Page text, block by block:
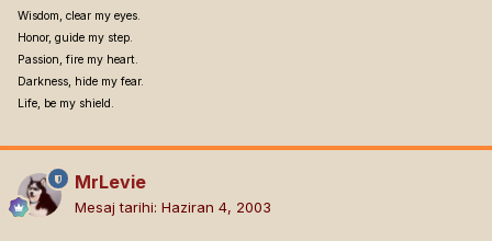
Wisdom, clear my eyes.
Honor, guide my step.
Passion, fire my heart.
Darkness, hide my fear.
Life, be my shield.
MrLevie
Mesaj tarihi: Haziran 4, 2003